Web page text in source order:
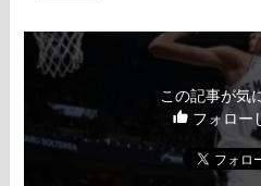
この記事が気
フォロー